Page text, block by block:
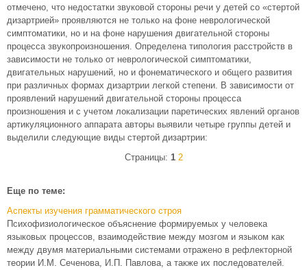
отмечено, что недостатки звуковой стороны речи у детей со «стертой
дизартрией» проявляются не только на фоне неврологической
симптоматики, но и на фоне нарушения двигательной стороны
процесса звукопроизношения. Определена типология расстройств в
зависимости не только от неврологической симптоматики,
двигательных нарушений, но и фонематического и общего развития
при различных формах дизартрии легкой степени. В зависимости от
проявлений нарушений двигательной стороны процесса
произношения и с учетом локализации паретических явлений органов
артикуляционного аппарата авторы выявили четыре группы детей и
выделили следующие виды стертой дизартрии:
Страницы: 1 2
Еще по теме:
Аспекты изучения грамматического строя
Психофизиологическое объяснение формируемых у человека
языковых процессов, взаимодействие между мозгом и языком как
между двумя материальными системами отражено в рефлекторной
теории И.М. Сеченова, И.П. Павлова, а также их последователей.